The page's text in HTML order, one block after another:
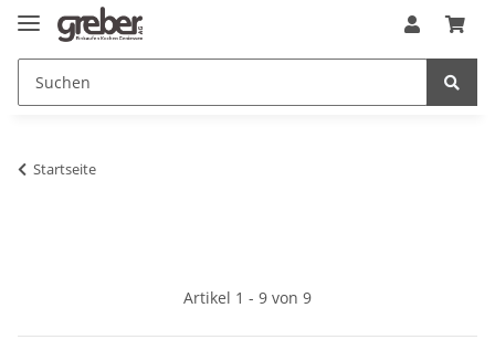
Startseite
Artikel 1 - 9 von 9